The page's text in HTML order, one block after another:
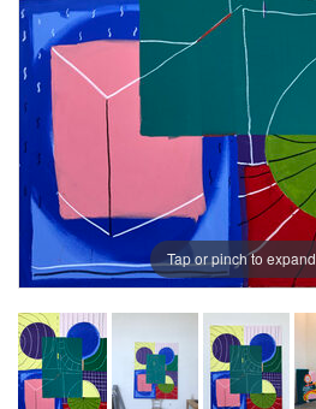
Tap or pinch to expand